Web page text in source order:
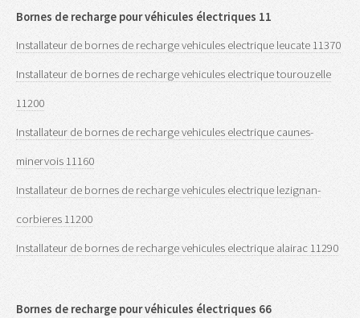
Bornes de recharge pour véhicules électriques 11
Installateur de bornes de recharge vehicules electrique leucate 11370
Installateur de bornes de recharge vehicules electrique tourouzelle
11200
Installateur de bornes de recharge vehicules electrique caunes-
minervois 11160
Installateur de bornes de recharge vehicules electrique lezignan-
corbieres 11200
Installateur de bornes de recharge vehicules electrique alairac 11290
Bornes de recharge pour véhicules électriques 66